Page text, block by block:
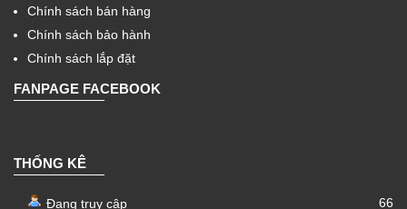
Chính sách bán hàng
Chính sách bảo hành
Chính sách lắp đặt
FANPAGE FACEBOOK
THỐNG KÊ
Đang truy cập
66